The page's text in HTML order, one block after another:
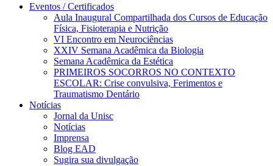
Eventos / Certificados
Aula Inaugural Compartilhada dos Cursos de Educação
Física, Fisioterapia e Nutrição
VI Encontro em Neurociências
XXIV Semana Acadêmica da Biologia
Semana Acadêmica da Estética
PRIMEIROS SOCORROS NO CONTEXTO
ESCOLAR: Crise convulsiva, Ferimentos e
Traumatismo Dentário
Notícias
Jornal da Unisc
Notícias
Imprensa
Blog EAD
Sugira sua divulgação